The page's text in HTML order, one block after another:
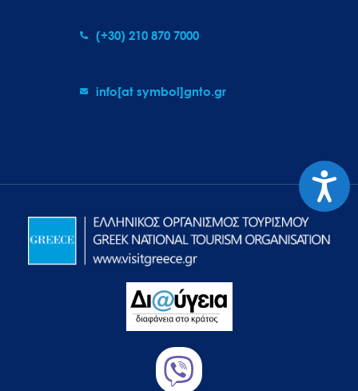
(+30) 210 870 7000
info[at symbol]gnto.gr